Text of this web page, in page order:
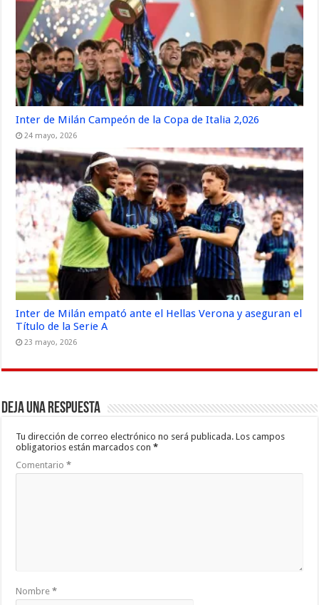
Inter de Milán Campeón de la Copa de Italia 2,026
24 mayo, 2026
Inter de Milán empató ante el Hellas Verona y aseguran el
Título de la Serie A
23 mayo, 2026
Deja una respuesta
Tu dirección de correo electrónico no será publicada. Los campos
obligatorios están marcados con*
Comentario*
Nombre*